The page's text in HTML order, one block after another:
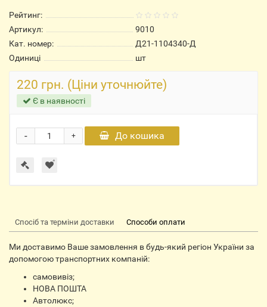
Рейтинг:
Артикул:
9010
Кат. номер:
Д21-1104340-Д
Одиниці
шт
220 грн. (Ціни уточнюйте)
Є в наявності
+
- До кошика
Спосіб та терміни доставки Способи оплати
Ми доставимо Ваше замовлення в будь-який регіон України за
допомогою транспортних компаній:
самовивіз;
НОВА ПОШТА
Автолюкс;